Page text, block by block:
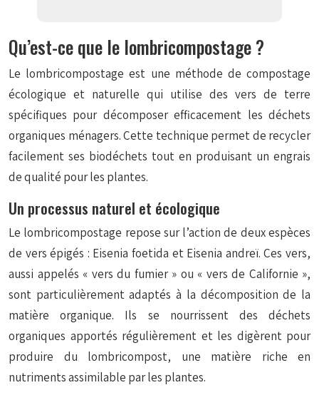
Qu’est-ce que le lombricompostage ?
Le lombricompostage est une méthode de compostage
écologique et naturelle qui utilise des vers de terre
spécifiques pour décomposer efficacement les déchets
organiques ménagers. Cette technique permet de recycler
facilement ses biodéchets tout en produisant un engrais
de qualité pour les plantes.
Un processus naturel et écologique
Le lombricompostage repose sur l’action de deux espèces
de vers épigés : Eisenia foetida et Eisenia andreï. Ces vers,
aussi appelés « vers du fumier » ou « vers de Californie »,
sont particulièrement adaptés à la décomposition de la
matière organique. Ils se nourrissent des déchets
organiques apportés régulièrement et les digèrent pour
produire du lombricompost, une matière riche en
nutriments assimilable par les plantes.